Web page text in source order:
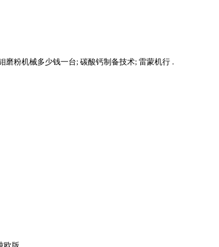
磨粉机械多少钱一台; 碳酸钙制备技术; 雷蒙机行 .
版 ...